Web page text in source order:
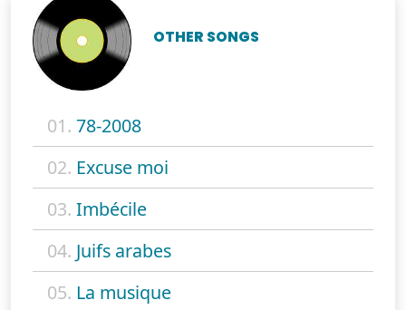
OTHER SONGS
01. 78-2008
02. Excuse moi
03. Imbécile
04. Juifs arabes
05. La musique